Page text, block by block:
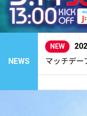
NEWS
NEW
マッチデー